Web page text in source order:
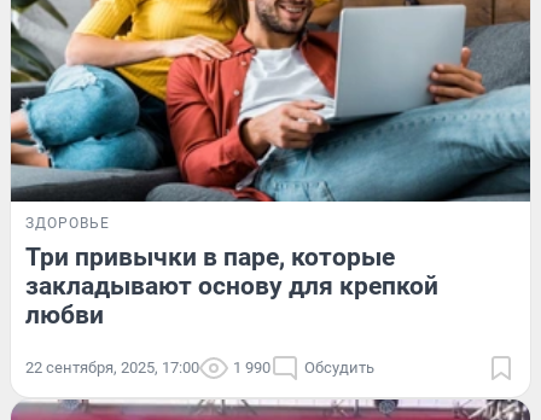
ЗДОРОВЬЕ
Три привычки в паре, которые
закладывают основу для крепкой
любви
22 сентября, 2025, 17:00 1 990 Обсудить